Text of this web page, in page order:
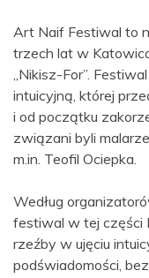
Art Naif Festiwal to
trzech lat w
„Nikisz-For”.
intuicyjną, której
i od początku
związani byli
m.in. Teofil Ociepka.
Według
festiwal w tej części
rzeźby w ujęciu
podświadomości,